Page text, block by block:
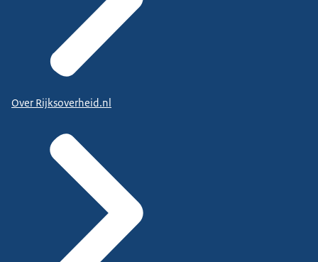
Over Rijksoverheid.nl